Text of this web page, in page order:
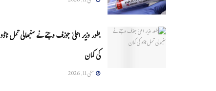
بطور وزیر اعلیٰ جوزف وجئے نے سنبھالی تمل ناڈو
کی کمان
مئی 11, 2026